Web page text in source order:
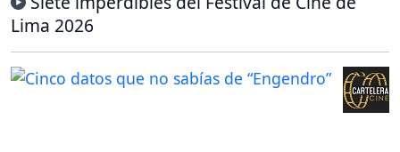
Lima 2026